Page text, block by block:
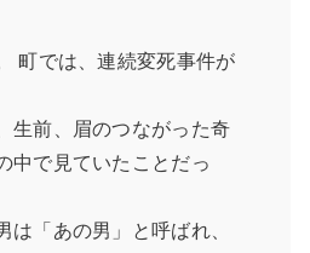
町では、連続変死事件が
生前、眉のつながった奇
中で見ていたことだっ
は「あの男」と呼ばれ、